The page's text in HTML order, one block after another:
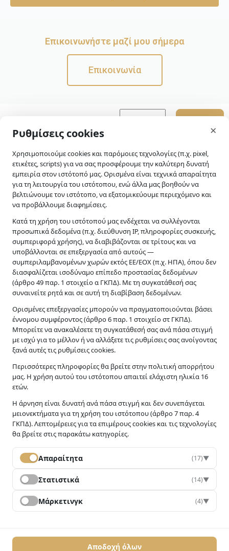
Επικοινωνήστε μαζί μου σήμερα
Επικοινωνία
Newsletter
Διαβάστε τηνπολιτική
απορρήτουμας για
περισσότερες
λεπτομέρειες.
Σχολική διαμεσολάβηση.
Υπηρεσίες
Οικογενειακή Διαμεσολάβηση
Σχολική Διαμεσολάβηση
Διαμεσολάβηση σε εμπορικές / εργασιακές υποθέσεις
Άλλες περιπτώσεις Διαμεσολάβησης
Επικοινωνία
Ζαλίκη 5, Αθήνα 11524
Τηλ: 210 69 85 924
Ρυθμίσεις cookies ×
Χρησιμοποιούμε cookies και παρόμοιες τεχνολογίες (π.χ. pixel,
ετικέτες, scripts) για να σας προσφέρουμε την καλύτερη δυνατή
εμπειρία στον ιστότοπό μας. Ορισμένα είναι τεχνικά απαραίτητα
για τη λειτουργία του ιστότοπου, ενώ άλλα μας βοηθούν να
βελτιώνουμε τον ιστότοπο, να εξατομικεύουμε περιεχόμενο και
να προβάλλουμε διαφημίσεις.
Κατά τη χρήση του ιστότοπού μας ενδέχεται να συλλέγονται
προσωπικά δεδομένα (π.χ. διεύθυνση IP, πληροφορίες συσκευής,
συμπεριφορά χρήσης), να διαβιβάζονται σε τρίτους και να
υποβάλλονται σε επεξεργασία από αυτούς —
συμπεριλαμβανομένων χωρών εκτός ΕΕ/ΕΟΧ (π.χ. ΗΠΑ), όπου δεν
διασφαλίζεται ισοδύναμο επίπεδο προστασίας δεδομένων
(άρθρο 49 παρ. 1 στοιχείο α ΓΚΠΔ). Με τη συγκατάθεσή σας
συναινείτε ρητά και σε αυτή τη διαβίβαση δεδομένων.
Ορισμένες επεξεργασίες μπορούν να πραγματοποιούνται βάσει
έννομου συμφέροντος (άρθρο 6 παρ. 1 στοιχείο στ ΓΚΠΔ).
Μπορείτε να ανακαλέσετε τη συγκατάθεσή σας ανά πάσα στιγμή
με ισχύ για το μέλλον ή να αλλάξετε τις ρυθμίσεις σας ανοίγοντας
ξανά αυτές τις ρυθμίσεις cookies.
Περισσότερες πληροφορίες θα βρείτε στην πολιτική απορρήτου
μας. Η χρήση αυτού του ιστότοπου απαιτεί ελάχιστη ηλικία 16
ετών.
Η άρνηση είναι δυνατή ανά πάσα στιγμή και δεν συνεπάγεται
μειονεκτήματα για τη χρήση του ιστότοπου (άρθρο 7 παρ. 4
ΓΚΠΔ). Λεπτομέρειες για τα επιμέρους cookies και τις τεχνολογίες
θα βρείτε στις παρακάτω κατηγορίες.
Απαραίτητα (17)▼
Στατιστικά (14)▼
Μάρκετινγκ (4)▼
Αποδοχή όλων